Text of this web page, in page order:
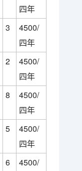
四年
3
4500/
四年
2
4500/
四年
8
4500/
四年
5
4500/
四年
6
4500/